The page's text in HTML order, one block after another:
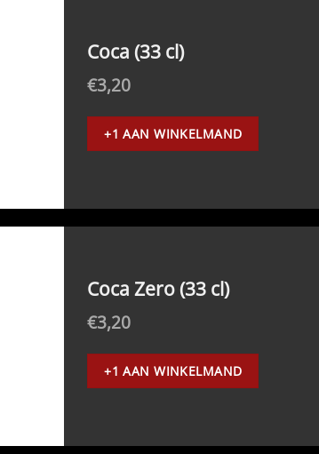
Coca (33 cl)
€3,20
+1 AAN WINKELMAND
Coca Zero (33 cl)
€3,20
+1 AAN WINKELMAND